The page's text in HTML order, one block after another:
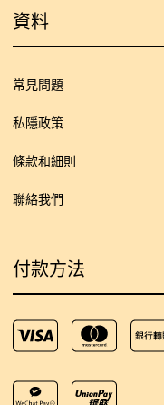
資料
常見問題
私隱政策
條款和細則
聯絡我們
付款方法